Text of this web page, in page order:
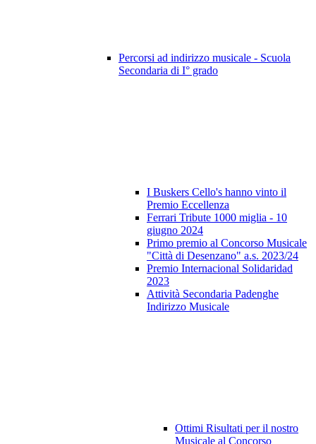
Percorsi ad indirizzo musicale - Scuola
Secondaria di I° grado
I Buskers Cello's hanno vinto il
Premio Eccellenza
Ferrari Tribute 1000 miglia - 10
giugno 2024
Primo premio al Concorso Musicale
"Città di Desenzano" a.s. 2023/24
Premio Internacional Solidaridad
2023
Attività Secondaria Padenghe
Indirizzo Musicale
Ottimi Risultati per il nostro
Musicale al Concorso